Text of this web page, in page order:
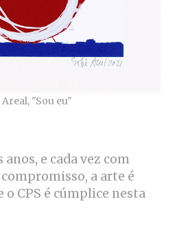
"Sou eu"
e cada vez com
a arte é
CPS é cúmplice nesta